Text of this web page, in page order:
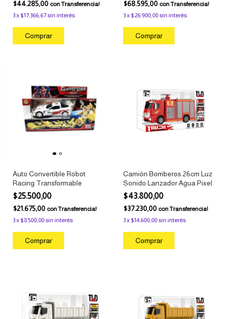
$44.285,00 conTransferencia!
3x $17.366,67sin interés
$68.595,00 conTransferencia!
3x $26.900,00sin interés
Auto Convertible Robot
Racing Transformable
$25.500,00
$21.675,00 conTransferencia!
3x $8.500,00sin interés
Camión Bomberos 26cm Luz
Sonido Lanzador Agua Pixel
$43.800,00
$37.230,00 conTransferencia!
3x $14.600,00sin interés